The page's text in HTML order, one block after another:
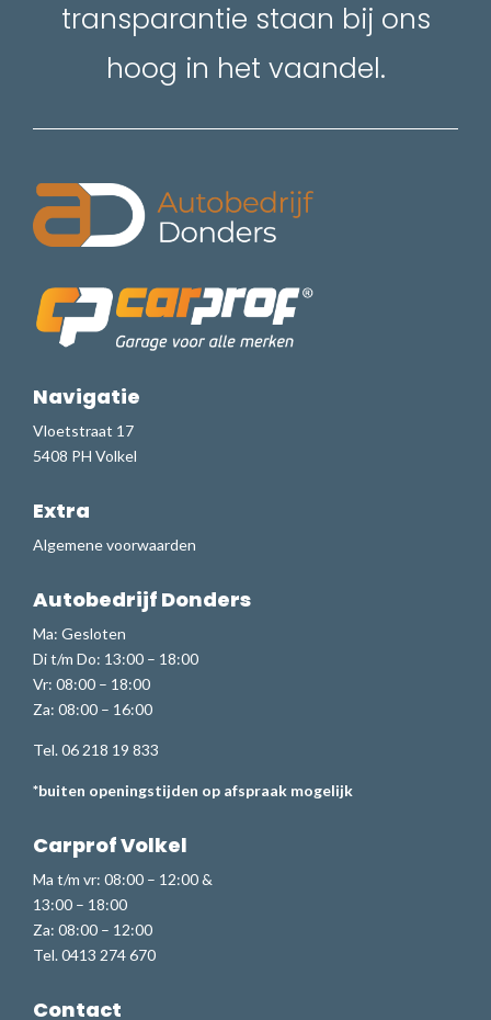
transparantie staan bij ons
hoog in het vaandel.
Navigatie
Vloetstraat 17
5408 PH Volkel
Extra
Algemene voorwaarden
Autobedrijf Donders
Ma: Gesloten
Di t/m Do: 13:00 – 18:00
Vr: 08:00 – 18:00
Za: 08:00 – 16:00
Tel. 06 218 19 833
*buiten openingstijden op afspraak mogelijk
Carprof Volkel
Ma t/m vr: 08:00 – 12:00 &
13:00 – 18:00
Za: 08:00 – 12:00
Tel. 0413 274 670
Contact